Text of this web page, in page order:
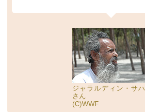
ジャラルディン・サハ
さん
(C)WWF